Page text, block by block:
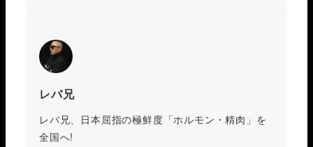
レバ兄
レバ兄、日本屈指の極鮮度「ホルモン・精肉」を
全国へ!